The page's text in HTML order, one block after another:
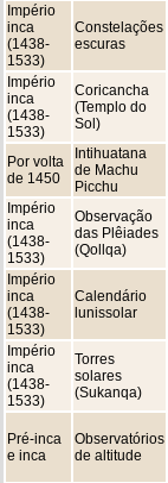
Império
inca
(1438-
1533)
Constelações
escuras
Império
inca
(1438-
1533)
Coricancha
(Templo do
Sol)
Por volta
de 1450
Intihuatana
de Machu
Picchu
Império
inca
(1438-
1533)
Observação
das Plêiades
(Qollqa)
Império
inca
(1438-
1533)
Calendário
lunissolar
Império
inca
(1438-
1533)
Torres
solares
(Sukanqa)
Pré-inca
e inca
Observatórios
de altitude